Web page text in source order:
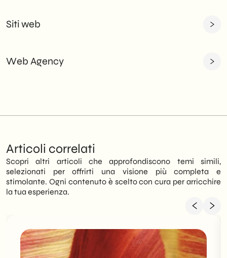
Siti web
Web Agency
Articoli correlati
Scopri altri articoli che approfondiscono temi simili,
selezionati per offrirti una visione più completa e
stimolante. Ogni contenuto è scelto con cura per arricchire
la tua esperienza.